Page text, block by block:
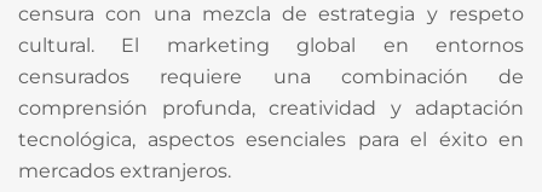
censura con una mezcla de estrategia y respeto
cultural. El marketing global en entornos
censurados requiere una combinación de
comprensión profunda, creatividad y adaptación
tecnológica, aspectos esenciales para el éxito en
mercados extranjeros.